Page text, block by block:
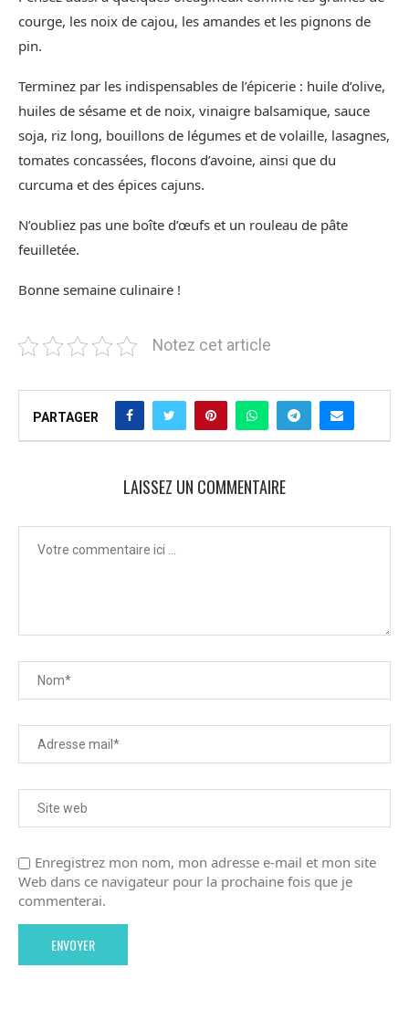
courge, les noix de cajou, les amandes et les pignons de
pin.
Terminez par les indispensables de l’épicerie : huile d’olive,
huiles de sésame et de noix, vinaigre balsamique, sauce
soja, riz long, bouillons de légumes et de volaille, lasagnes,
tomates concassées, flocons d’avoine, ainsi que du
curcuma et des épices cajuns.
N’oubliez pas une boîte d’œufs et un rouleau de pâte
feuilletée.
Bonne semaine culinaire !
Notez cet article
PARTAGER
LAISSEZ UN COMMENTAIRE
Enregistrez mon nom, mon adresse e-mail et mon site
Web dans ce navigateur pour la prochaine fois que je
commenterai.